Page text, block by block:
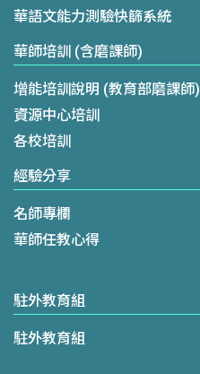
華語文能力測驗快篩系統
華師培訓 (含磨課師)
增能培訓說明 (教育部磨課師)
資源中心培訓
各校培訓
經驗分享
名師專欄
華師任教心得
駐外教育組
駐外教育組